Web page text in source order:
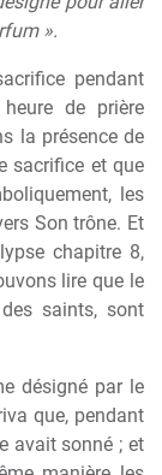
».
pendant
de prière
la présence de
sacrifice et que
les
Son trône. Et
chapitre 8,
lire que le
saints, sont
désigné par le
que, pendant
avait sonné ; et